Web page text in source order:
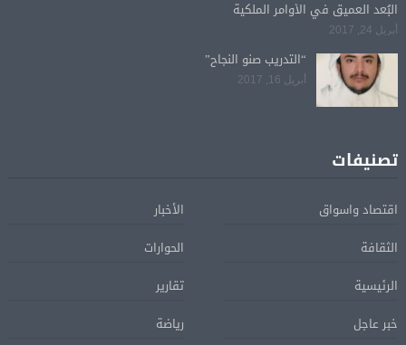
البُعد العميق في الأوامر الملكية
أبريل 24, 2017
“التدريب صنو النجاح”
أبريل 16, 2017
تصنيفات
اقتصاد واسواق
الأخبار
الثقافة
الحوارات
الرئيسية
تقارير
خبر عاجل
رياضة